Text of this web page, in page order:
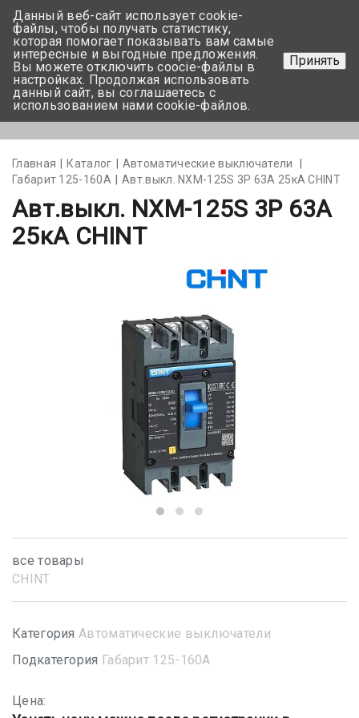
+375 17-350-99-56
+375 44-752-82-08
Задать вопрос
Главная Каталог
Автоматические выключатели
Габарит 125-160А
Aвт.выкл. NXM-125S 3Р 63A 25кА CHINT
Aвт.выкл. NXM-125S 3Р 63A
25кА CHINT
все товары
CHINT
Категория Автоматические выключатели
Подкатегория Габарит 125-160А
Цена:
Данный веб-сайт использует cookie-
файлы, чтобы получать статистику,
которая помогает показывать вам самые
интересные и выгодные предложения.
Вы можете отключить coocie-файлы в
настройках. Продолжая использовать
данный сайт, вы соглашаетесь с
использованием нами cookie-файлов.
Принять